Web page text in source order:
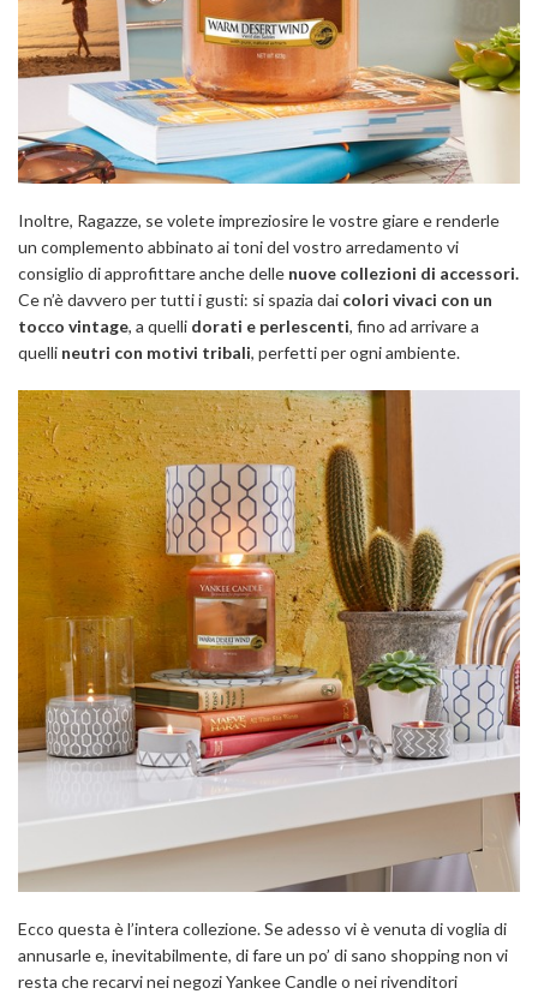
Inoltre, Ragazze, se volete impreziosire le vostre giare e renderle
un complemento abbinato ai toni del vostro arredamento vi
consiglio di approfittare anche delle nuove collezioni di accessori.
Ce n’è davvero per tutti i gusti: si spazia dai colori vivaci con un
tocco vintage, a quelli dorati e perlescenti, fino ad arrivare a
quelli neutri con motivi tribali, perfetti per ogni ambiente.
Ecco questa è l’intera collezione. Se adesso vi è venuta di voglia di
annusarle e, inevitabilmente, di fare un po’ di sano shopping non vi
resta che recarvi nei negozi Yankee Candle o nei rivenditori